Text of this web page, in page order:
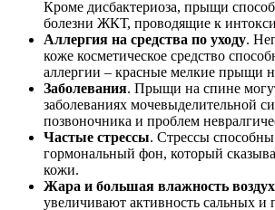
Кроме дисбактериоза, прыщи
болезни ЖКТ, проводящие к
Аллергия на средства по уходу.
коже косметическое средство
аллергии – красные мелкие прыщи
Заболевания. Прыщи на спине
заболеваниях мочевыделительной
позвоночника и проблем
Частые стрессы. Стрессы способны
гормональный фон, который
кожи.
Жара и большая влажность
увеличивают активность сальных и